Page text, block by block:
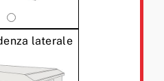
laterale